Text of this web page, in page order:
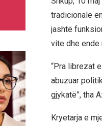
tradicionale
jashtë
vite dhe ende
“Pra librezat
abuzuar
gjykatë”, tha
Kryetarja e